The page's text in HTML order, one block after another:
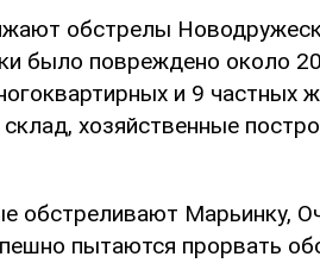
обстрелы
было повреждено около 20
и 9 частных
хозяйственные
обстреливают Марьинку,
пытаются прорвать